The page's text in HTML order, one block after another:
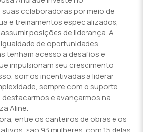
colaboradoras por meio de
e treinamentos especializados,
posições de liderança. A
de oportunidades,
tenham acesso a desafios e
impulsionam seu crescimento
somos incentivadas a liderar
sempre com o suporte
e avançarmos na
Aline.
entre os canteiros de obras e os
são 93 mulheres, com 15 delas